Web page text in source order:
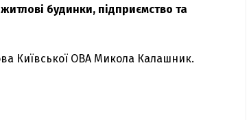
будинки, підприємство та
Київської ОВА Микола Калашник.